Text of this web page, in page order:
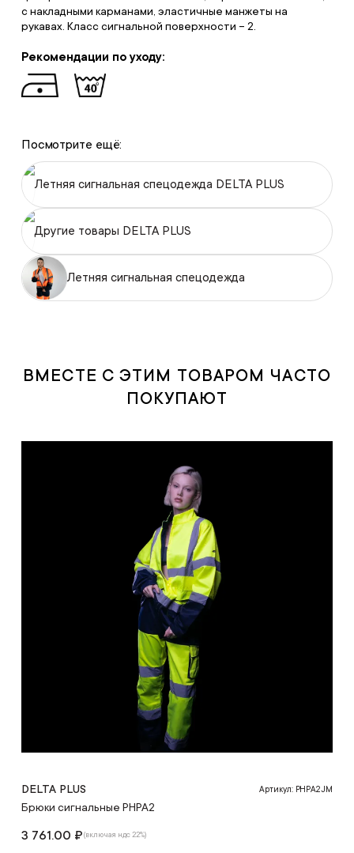
с накладными карманами, эластичные манжеты на
рукавах. Класс сигнальной поверхности – 2.
Рекомендации по уходу:
Посмотрите ещё:
Летняя сигнальная спецодежда DELTA PLUS
Другие товары DELTA PLUS
Летняя сигнальная спецодежда
ВМЕСТЕ С ЭТИМ ТОВАРОМ ЧАСТО
ПОКУПАЮТ
DELTA PLUS Артикул: PHPA2JM
Брюки сигнальные PHPA2
3 761.00 ₽(включая ндс 22%)